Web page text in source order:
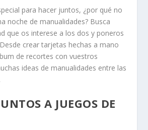
para hacer juntos, ¿por qué no
noche de manualidades? Busca
que os interese a los dos y poneros
crear tarjetas hechas a mano
de recortes con vuestros
ideas de manualidades entre las
A JUEGOS DE